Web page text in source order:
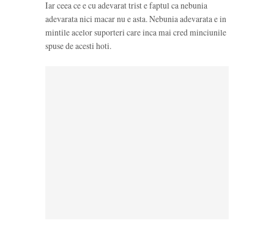
Iar ceea ce e cu adevarat trist e faptul ca nebunia
adevarata nici macar nu e asta. Nebunia adevarata e in
mintile acelor suporteri care inca mai cred minciunile
spuse de acesti hoti.